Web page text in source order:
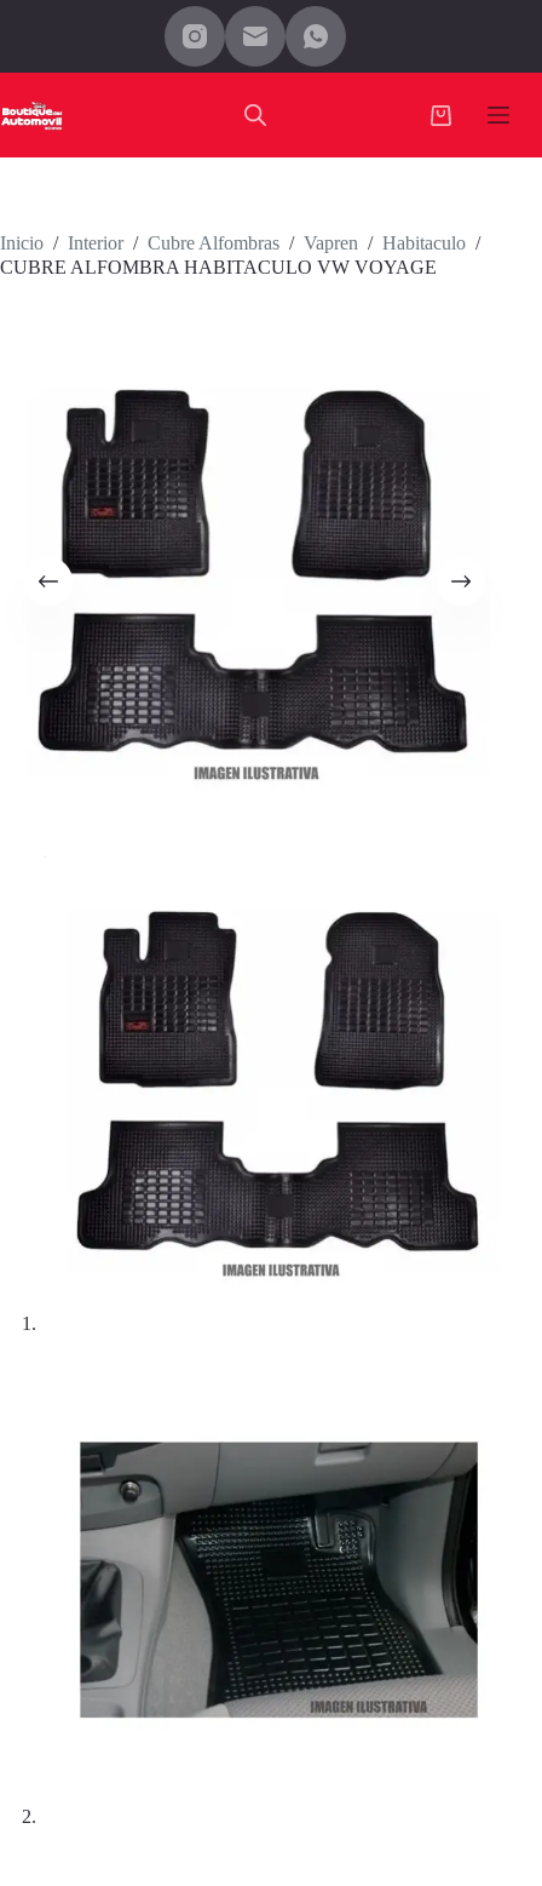
Carro
Inicio / Interior / Cubre Alfombras / Vapren / Habitaculo /
CUBRE ALFOMBRA HABITACULO VW VOYAGE